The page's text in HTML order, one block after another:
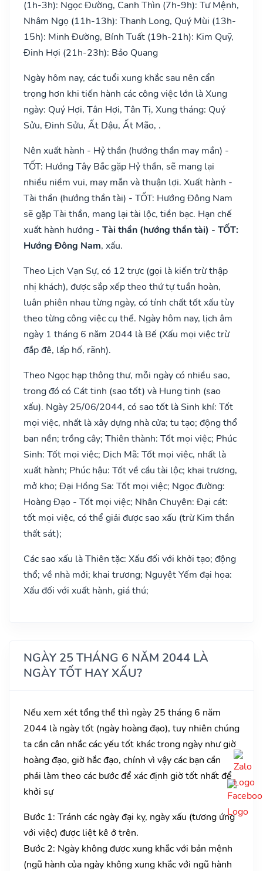
(1h-3h): Ngọc Đường, Canh Thìn (7h-9h): Tư Mệnh,
Nhâm Ngọ (11h-13h): Thanh Long, Quý Mùi (13h-
15h): Minh Đường, Bính Tuất (19h-21h): Kim Quỹ,
Đinh Hợi (21h-23h): Bảo Quang
Ngày hôm nay, các tuổi xung khắc sau nên cẩn
trọng hơn khi tiến hành các công việc lớn là Xung
ngày: Quý Hợi, Tân Hợi, Tân Tị, Xung tháng: Quý
Sửu, Đinh Sửu, Ất Dậu, Ất Mão, .
Nên xuất hành - Hỷ thần (hướng thần may mắn) -
TỐT: Hướng Tây Bắc gặp Hỷ thần, sẽ mang lại
nhiều niềm vui, may mắn và thuận lợi. Xuất hành -
Tài thần (hướng thần tài) - TỐT: Hướng Đông Nam
sẽ gặp Tài thần, mang lại tài lộc, tiền bạc. Hạn chế
xuất hành hướng - Tài thần (hướng thần tài) - TỐT:
Hướng Đông Nam, xấu.
Theo Lịch Vạn Sự, có 12 trực (gọi là kiến trừ thập
nhị khách), được sắp xếp theo thứ tự tuần hoàn,
luân phiên nhau từng ngày, có tính chất tốt xấu tùy
theo từng công việc cụ thể. Ngày hôm nay, lịch âm
ngày 1 tháng 6 năm 2044 là Bế (Xấu mọi việc trừ
đắp đê, lấp hố, rãnh).
Theo Ngọc hạp thông thư, mỗi ngày có nhiều sao,
trong đó có Cát tinh (sao tốt) và Hung tinh (sao
xấu). Ngày 25/06/2044, có sao tốt là Sinh khí: Tốt
mọi việc, nhất là xây dựng nhà cửa; tu tạo; động thổ
ban nền; trồng cây; Thiên thành: Tốt mọi việc; Phúc
Sinh: Tốt mọi việc; Dịch Mã: Tốt mọi việc, nhất là
xuất hành; Phúc hậu: Tốt về cầu tài lộc; khai trương,
mở kho; Đại Hồng Sa: Tốt mọi việc; Ngọc đường:
Hoàng Đạo - Tốt mọi việc; Nhân Chuyên: Đại cát:
tốt mọi việc, có thể giải được sao xấu (trừ Kim thần
thất sát);
Các sao xấu là Thiên tặc: Xấu đối với khởi tạo; động
thổ; về nhà mới; khai trương; Nguyệt Yếm đại họa:
Xấu đối với xuất hành, giá thú;
NGÀY 25 THÁNG 6 NĂM 2044 LÀ
NGÀY TỐT HAY XẤU?
Nếu xem xét tổng thể thì ngày 25 tháng 6 năm
2044 là ngày tốt (ngày hoàng đạo), tuy nhiên chúng
ta cần cân nhắc các yếu tốt khác trong ngày như giờ
hoàng đạo, giờ hắc đạo, chính vì vậy các bạn cần
phải làm theo các bước để xác định giờ tốt nhất để
khởi sự
Bước 1: Tránh các ngày đại kỵ, ngày xấu (tương ứng
với việc) được liệt kê ở trên.
Bước 2: Ngày không được xung khắc với bản mệnh
(ngũ hành của ngày không xung khắc với ngũ hành